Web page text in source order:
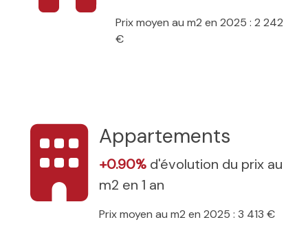
Prix moyen au m2 en 2025 : 2 242
€
Appartements
+0.90% d'évolution du prix au
m2 en 1 an
Prix moyen au m2 en 2025 : 3 413 €